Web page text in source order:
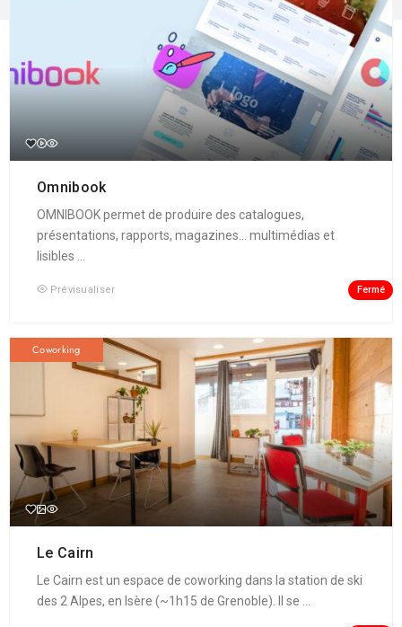
Omnibook
OMNIBOOK permet de produire des catalogues,
présentations, rapports, magazines... multimédias et
lisibles ...
Prévisualiser Fermé
Coworking
Le Cairn
Le Cairn est un espace de coworking dans la station de ski
des 2 Alpes, en Isère (~1h15 de Grenoble). Il se ...